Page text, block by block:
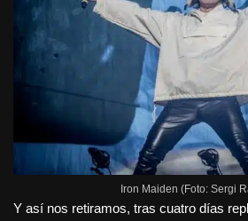
Iron Maiden (Foto: Sergi
Y así nos retiramos, tras cuatro días